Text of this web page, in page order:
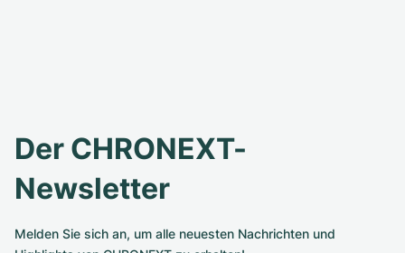
Der CHRONEXT-
Newsletter
Melden Sie sich an, um alle neuesten Nachrichten und